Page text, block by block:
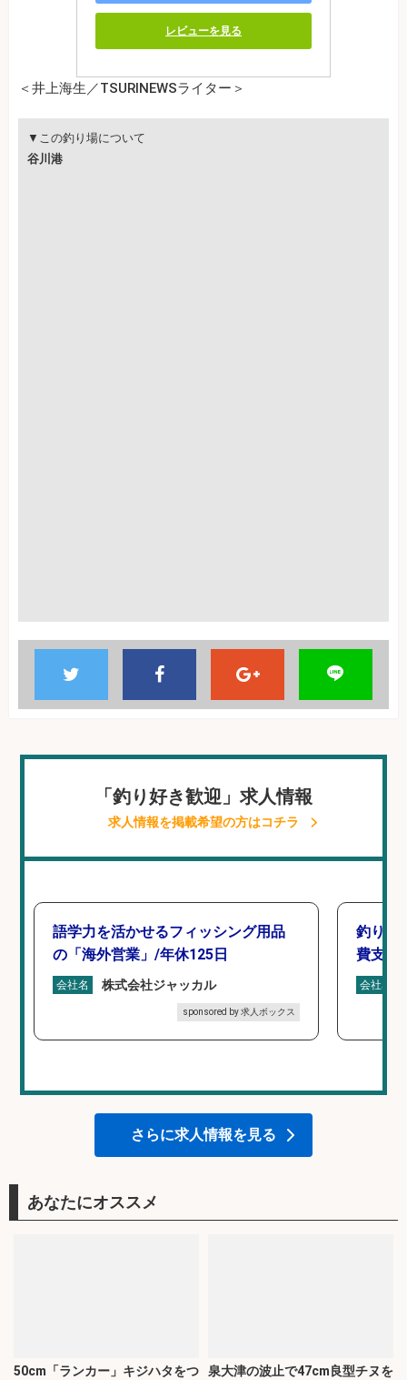
レビューを見る
＜井上海生／TSURINEWSライター＞
▼この釣り場について
谷川港
「釣り好き歓迎」求人情報
求人情報を掲載希望の方はコチラ
語学力を活かせるフィッシング用品
の「海外営業」/年休125日
会社名 株式会社ジャッカル
sponsored by 求人ボックス
釣り具
費支給
会社名
さらに求人情報を見る
あなたにオススメ
50cm「ランカー」キジハタをつ
泉大津の波止で47cm良型チヌを